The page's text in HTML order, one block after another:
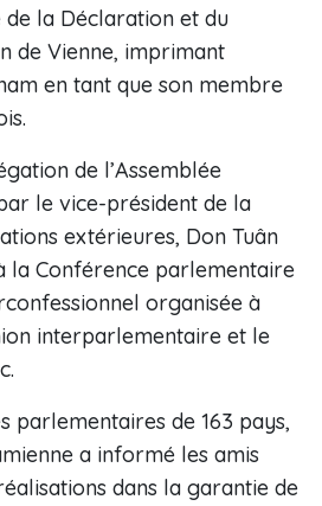
la Déclaration et du
de Vienne, imprimant
en tant que son membre
de l’Assemblée
le vice-président de la
extérieures, Don Tuân
la Conférence parlementaire
organisée à
interparlementaire et le
parlementaires de 163 pays,
a informé les amis
dans la garantie de